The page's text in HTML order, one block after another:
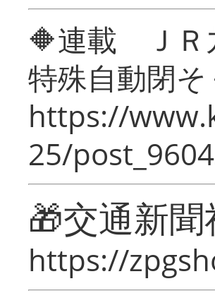
🔶連載 ＪＲ
特殊自動閉そ
https://
25/
🎁交通新
https://